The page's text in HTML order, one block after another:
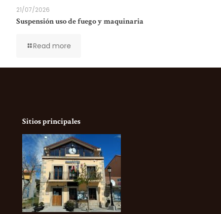
21/07/2026
Suspensión uso de fuego y maquinaria
Read more
Sitios principales